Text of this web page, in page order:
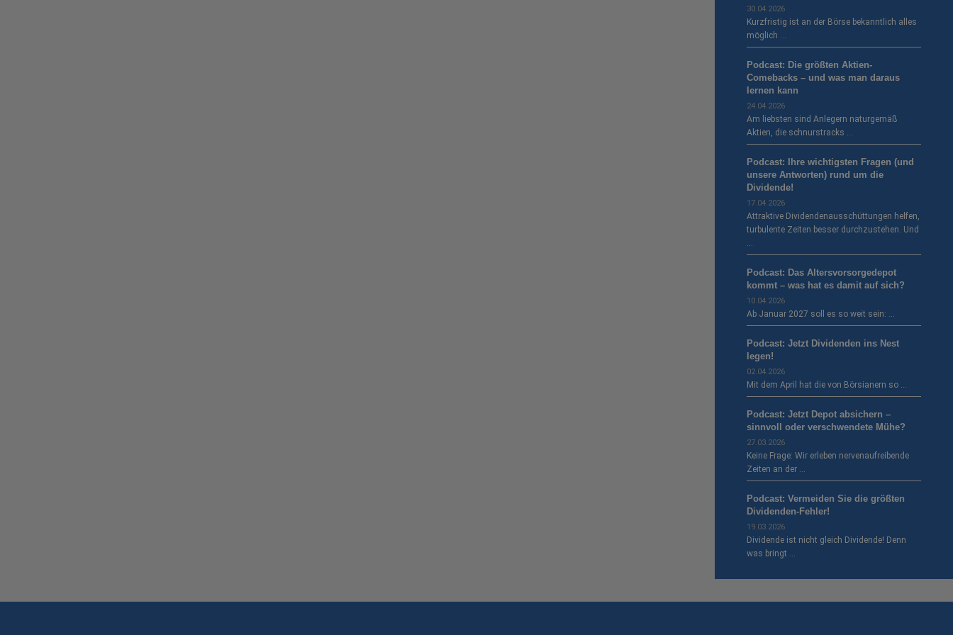
30.04.2026
Kurzfristig ist an der Börse bekanntlich alles
möglich …
Podcast: Die größten Aktien-
Comebacks – und was man daraus
lernen kann
24.04.2026
Am liebsten sind Anlegern naturgemäß
Aktien, die schnurstracks …
Podcast: Ihre wichtigsten Fragen (und
unsere Antworten) rund um die
Dividende!
17.04.2026
Attraktive Dividendenausschüttungen helfen,
turbulente Zeiten besser durchzustehen. Und
…
Podcast: Das Altersvorsorgedepot
kommt – was hat es damit auf sich?
10.04.2026
Ab Januar 2027 soll es so weit sein: …
Podcast: Jetzt Dividenden ins Nest
legen!
02.04.2026
Mit dem April hat die von Börsianern so …
Podcast: Jetzt Depot absichern –
sinnvoll oder verschwendete Mühe?
27.03.2026
Keine Frage: Wir erleben nervenaufreibende
Zeiten an der …
Podcast: Vermeiden Sie die größten
Dividenden-Fehler!
19.03.2026
Dividende ist nicht gleich Dividende! Denn
was bringt …